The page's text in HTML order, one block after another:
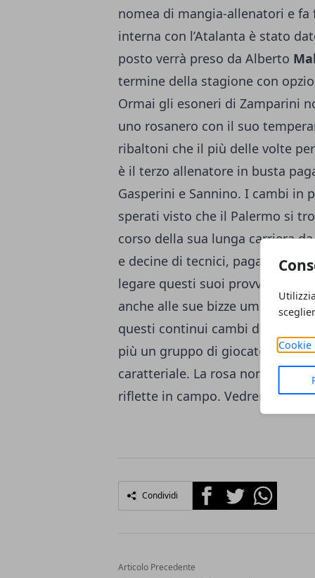
Cookie
nomea di mangia-allenatori e fa
interna con l’Atalanta è stato
posto verrà preso da Alberto
termine della stagione con
Ormai gli esoneri di Zamparini
uno rosanero con il suo
ribaltoni che il più delle volte
è il terzo allenatore in busta
Gasperini e Sannino. I cambi in
sperati visto che il Palermo si
corso della sua lunga carriera
e decine di tecnici, pagando di
legare questi suoi
anche alle sue bizze umorali. La
questi continui cambi di rotta
più un gruppo di giocatori che
caratteriale. La rosa non
riflette in campo. Vedremo se
Condividi FacebookTwitterWhatsapp
Articolo Precedente